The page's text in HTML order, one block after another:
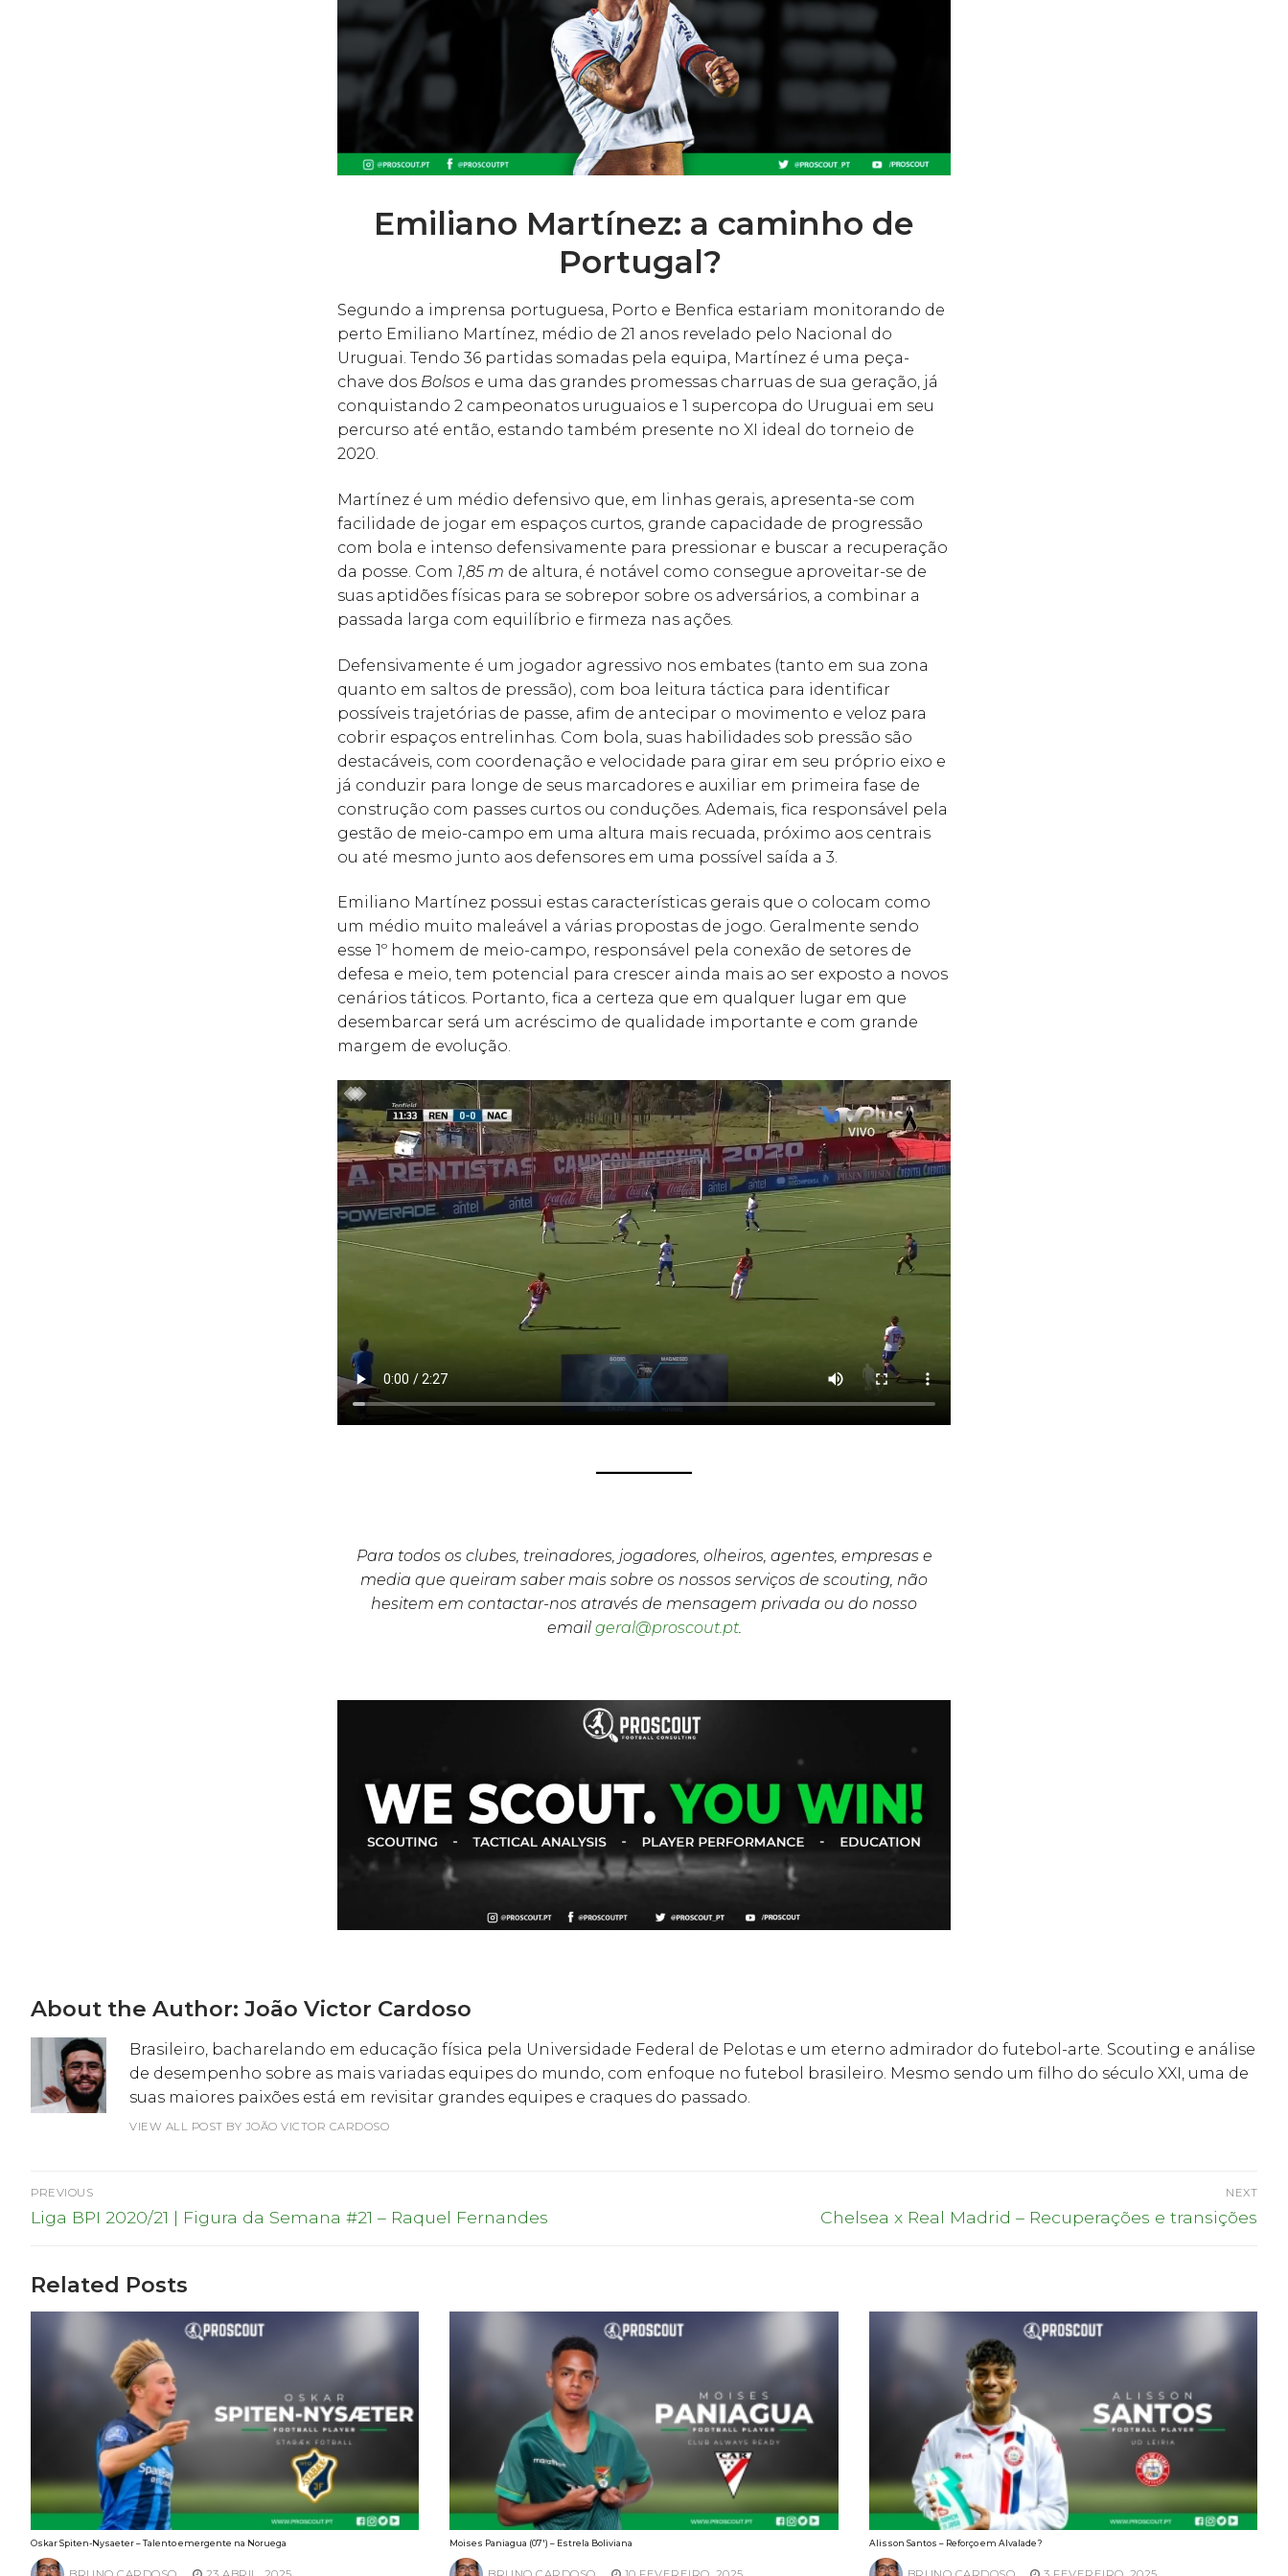
Emiliano Martínez: a caminho de
Portugal?
Segundo a imprensa portuguesa, Porto e Benfica estariam monitorando de
perto Emiliano Martínez, médio de 21 anos revelado pelo Nacional do
Uruguai. Tendo 36 partidas somadas pela equipa, Martínez é uma peça-
chave dos Bolsos e uma das grandes promessas charruas de sua geração, já
conquistando 2 campeonatos uruguaios e 1 supercopa do Uruguai em seu
percurso até então, estando também presente no XI ideal do torneio de
2020.
Martínez é um médio defensivo que, em linhas gerais, apresenta-se com
facilidade de jogar em espaços curtos, grande capacidade de progressão
com bola e intenso defensivamente para pressionar e buscar a recuperação
da posse. Com 1,85 m de altura, é notável como consegue aproveitar-se de
suas aptidões físicas para se sobrepor sobre os adversários, a combinar a
passada larga com equilíbrio e firmeza nas ações.
Defensivamente é um jogador agressivo nos embates (tanto em sua zona
quanto em saltos de pressão), com boa leitura táctica para identificar
possíveis trajetórias de passe, afim de antecipar o movimento e veloz para
cobrir espaços entrelinhas. Com bola, suas habilidades sob pressão são
destacáveis, com coordenação e velocidade para girar em seu próprio eixo e
já conduzir para longe de seus marcadores e auxiliar em primeira fase de
construção com passes curtos ou conduções. Ademais, fica responsável pela
gestão de meio-campo em uma altura mais recuada, próximo aos centrais
ou até mesmo junto aos defensores em uma possível saída a 3.
Emiliano Martínez possui estas características gerais que o colocam como
um médio muito maleável a várias propostas de jogo. Geralmente sendo
esse 1º homem de meio-campo, responsável pela conexão de setores de
defesa e meio, tem potencial para crescer ainda mais ao ser exposto a novos
cenários táticos. Portanto, fica a certeza que em qualquer lugar em que
desembarcar será um acréscimo de qualidade importante e com grande
margem de evolução.
Para todos os clubes, treinadores, jogadores, olheiros, agentes, empresas e
media que queiram saber mais sobre os nossos serviços de scouting, não
hesitem em contactar-nos através de mensagem privada ou do nosso
email geral@proscout.pt.
About the Author: João Victor Cardoso
Brasileiro, bacharelando em educação física pela Universidade Federal de Pelotas e um eterno admirador do futebol-arte. Scouting e análise
de desempenho sobre as mais variadas equipes do mundo, com enfoque no futebol brasileiro. Mesmo sendo um filho do século XXI, uma de
suas maiores paixões está em revisitar grandes equipes e craques do passado.
VIEW ALL POST BY JOÃO VICTOR CARDOSO
Navegação
de
PREVIOUS
Previous
Liga BPI 2020/21 | Figura da Semana #21 – Raquel Fernandes
NEXT
Next
Chelsea x Real Madrid – Recuperações e transições
Related Posts
Oskar Spiten-Nysaeter – Talento emergente na Noruega Moises Paniagua (07′) – Estrela Boliviana Alisson Santos – Reforço em Alvalade?